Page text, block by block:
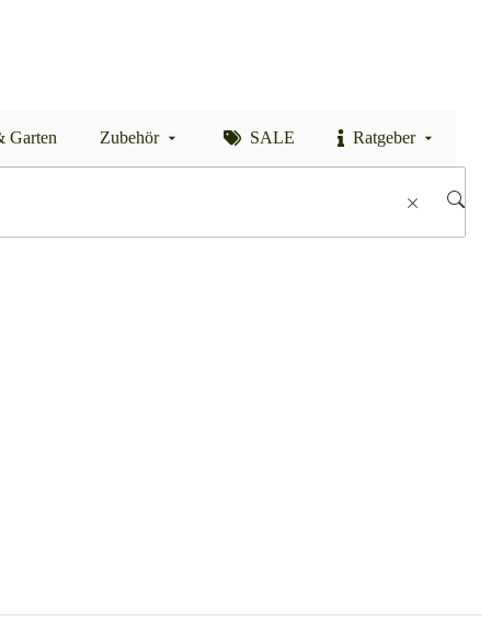
Garten Zubehör SALE Ratgeber